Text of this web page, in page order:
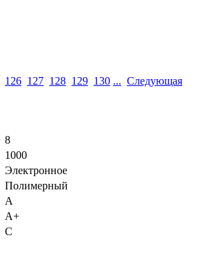
126 127 128 129 130 ... Следующая
8
1000
Электронное
Полимерный
А
А+
С